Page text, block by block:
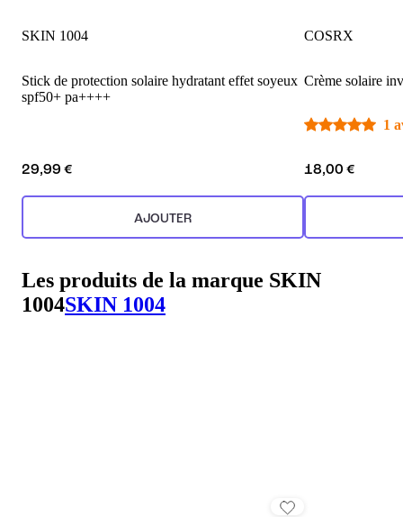
SKIN 1004
Stick de protection solaire hydratant effet soyeux
spf50+ pa++++
29,99 €
AJOUTER
COSRX
Crème solaire
1
18,00 €
Les produits de la marque SKIN
1004SKIN 1004